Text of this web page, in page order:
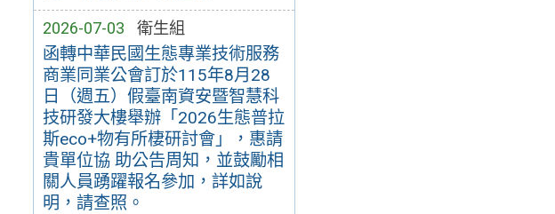
2026-07-03 衛生組
函轉中華民國生態專業技術服務
商業同業公會訂於115年8月28
日（週五）假臺南資安暨智慧科
技研發大樓舉辦「2026生態普拉
斯eco+物有所棲研討會」，惠請
貴單位協 助公告周知，並鼓勵相
關人員踴躍報名參加，詳如說
明，請查照。